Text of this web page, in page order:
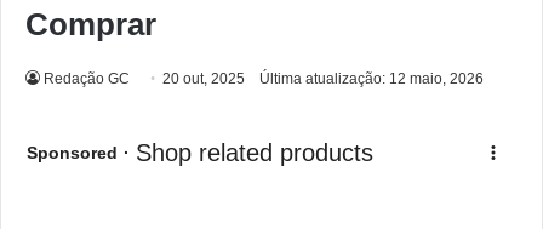
Comprar
Redação GC 20 out, 2025 Última atualização: 12 maio, 2026